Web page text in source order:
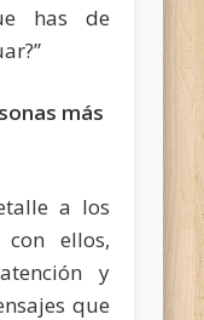
has de
más
a los
ellos,
y
que